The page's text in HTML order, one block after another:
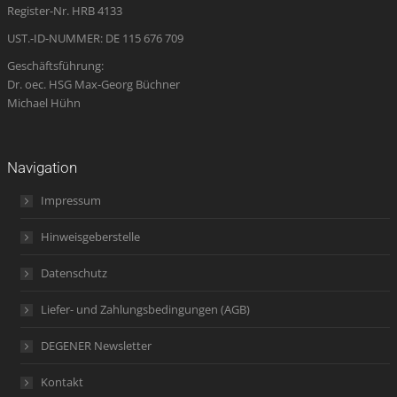
Register-Nr. HRB 4133
UST.-ID-NUMMER: DE 115 676 709
Geschäftsführung:
Dr. oec. HSG Max-Georg Büchner
Michael Hühn
Navigation
Impressum
Hinweisgeberstelle
Datenschutz
Liefer- und Zahlungsbedingungen (AGB)
DEGENER Newsletter
Kontakt